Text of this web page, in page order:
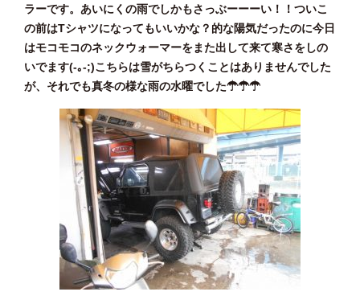
ラーです。あいにくの雨でしかもさっぶーーーい！！ついこ
の前はTシャツになってもいいかな？的な陽気だったのに今日
はモコモコのネックウォーマーをまた出して来て寒さをしの
いでます(-｡-;)こちらは雪がちらつくことはありませんでした
が、それでも真冬の様な雨の水曜でした☂☂☂